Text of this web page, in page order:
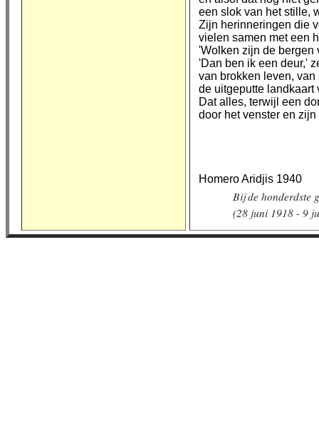
een slok van het stille,
Zijn herinneringen die
vielen samen met een
'Wolken zijn de bergen
'Dan ben ik een deur,'
van brokken leven,
de uitgeputte landkaart
Dat alles, terwijl een
door het venster en
Homero Aridjis 1940
Bij de honderdste
(28 juni 1918 - 9